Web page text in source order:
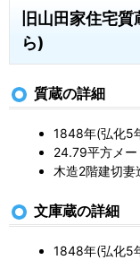
旧山田家住宅
ら)
質蔵の詳細
1848年(弘化5
24.79平方メー
木造2階建切妻
文庫蔵の詳細
1848年(弘化5